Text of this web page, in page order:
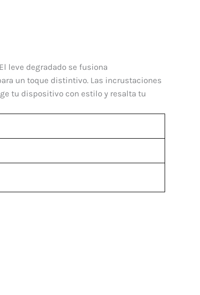
leve degradado se fusiona
un toque distintivo. Las incrustaciones
tu dispositivo con estilo y resalta tu